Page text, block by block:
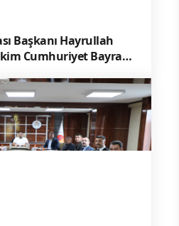
Başkanı Hayrullah
Cumhuriyet Bayramı